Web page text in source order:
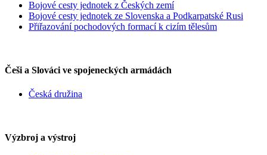
Bojové cesty jednotek z Českých zemí
Bojové cesty jednotek ze Slovenska a Podkarpatské Rusi
Přiřazování pochodových formací k cizím tělesům
Češi a Slováci ve spojeneckých armádách
Česká družina
Výzbroj a výstroj